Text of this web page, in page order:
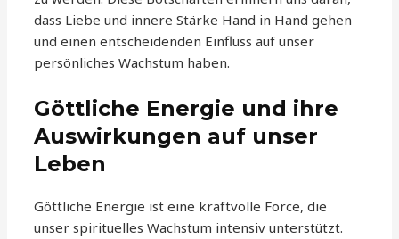
dass Liebe und innere Stärke Hand in Hand gehen
und einen entscheidenden Einfluss auf unser
persönliches Wachstum haben.
Göttliche Energie und ihre
Auswirkungen auf unser
Leben
Göttliche Energie ist eine kraftvolle Force, die
unser spirituelles Wachstum intensiv unterstützt.